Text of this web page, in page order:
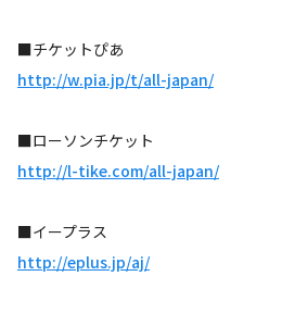
■チケットぴあ
http://w.pia.jp/t/all-japan/
■ローソンチケット
http://l-tike.com/all-japan/
■イープラス
http://eplus.jp/aj/